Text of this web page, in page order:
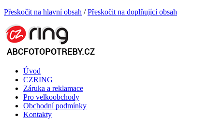
Přeskočit na hlavní obsah /Přeskočit na doplňující obsah
Úvod
CZRING
Záruka a reklamace
Pro velkoobchody
Obchodní podmínky
Kontakty